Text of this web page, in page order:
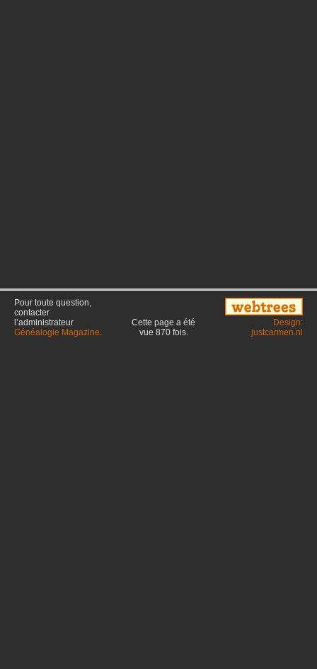
Pour toute question,
contacter
l’administrateur
Généalogie Magazine.
Cette page a été
vue 870fois.
Design:
justcarmen.nl